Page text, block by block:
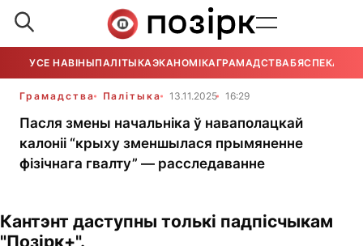
УСЕ НАВІНЫПАЛІТЫКАЭКАНОМІКАГРАМАДСТВАБЯСПЕКА
Грамадства Палітыка 13.11.2025 16:29
Пасля змены начальніка ў наваполацкай
калоніі “крыху зменшылася прымяненне
фізічнага гвалту” — расследаванне
Кантэнт даступны толькі падпісчыкам
"Позірк+".